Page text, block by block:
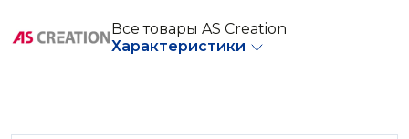
Все товары AS Creation
Характеристики